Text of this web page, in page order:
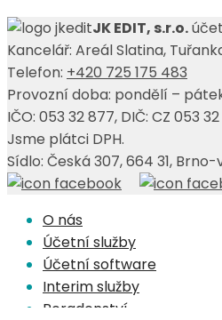
JK EDIT, s.r.o.
Kancelář: Areál Slatina,
Telefon: +420 725 175 483
Provozní doba: pondělí –
IČO: 053 32 877, DIČ: CZ 053
Jsme plátci DPH.
Sídlo: Česká 307, 664 31,
O nás
Účetní služby
Účetní software
Interim služby
Poradenství